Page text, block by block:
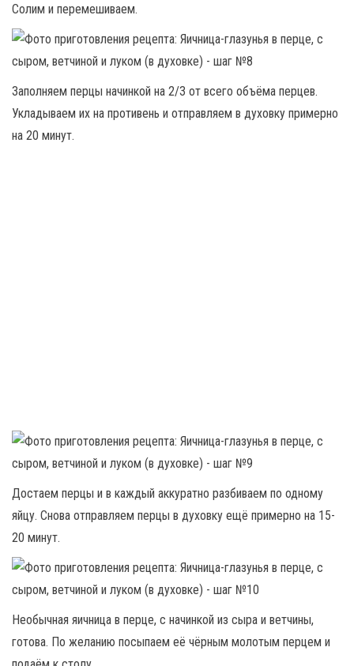
Солим и перемешиваем.
Заполняем перцы начинкой на 2/3 от всего объёма перцев.
Укладываем их на противень и отправляем в духовку примерно
на 20 минут.
Достаем перцы и в каждый аккуратно разбиваем по одному
яйцу. Снова отправляем перцы в духовку ещё примерно на 15-
20 минут.
Необычная яичница в перце, с начинкой из сыра и ветчины,
готова. По желанию посыпаем её чёрным молотым перцем и